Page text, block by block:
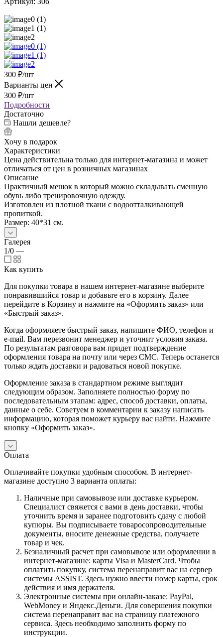
300 ₽/шт
Варианты цен
300 ₽/шт
Подробности
Достаточно
Нашли дешевле?
Хочу в подарок
Характеристики
Цена действительна только для интернет-магазина и может
отличаться от цен в розничных магазинах
Описание
Практичный мешок в который можно складывать сменную
обувь либо тренировочную одежду.
Изготовлен из плотной ткани с водоотталкивающей
пропиткой.
Размер: 40*31 см.
Галерея
1/0 —
Как купить
Для покупки товара в нашем интернет-магазине выберите
понравившийся товар и добавьте его в корзину. Далее
перейдите в Корзину и нажмите на «Оформить заказ» или
«Быстрый заказ».
Когда оформляете быстрый заказ, напишите ФИО, телефон и
e-mail. Вам перезвонит менеджер и уточнит условия заказа.
По результатам разговора вам придет подтверждение
оформления товара на почту или через СМС. Теперь останется
только ждать доставки и радоваться новой покупке.
Оформление заказа в стандартном режиме выглядит
следующим образом. Заполняете полностью форму по
последовательным этапам: адрес, способ доставки, оплаты,
данные о себе. Советуем в комментарии к заказу написать
информацию, которая поможет курьеру вас найти. Нажмите
кнопку «Оформить заказ».
Оплата
Оплачивайте покупки удобным способом. В интернет-
магазине доступно 3 варианта оплаты:
Наличные при самовывозе или доставке курьером.
Специалист свяжется с вами в день доставки, чтобы
уточнить время и заранее подготовить сдачу с любой
купюры. Вы подписываете товаросопроводительные
документы, вносите денежные средства, получаете
товар и чек.
Безналичный расчет при самовывозе или оформлении в
интернет-магазине: карты Visa и MasterCard. Чтобы
оплатить покупку, система перенаправит вас на сервер
системы ASSIST. Здесь нужно ввести номер карты, срок
действия и имя держателя.
Электронные системы при онлайн-заказе: PayPal,
WebMoney и Яндекс.Деньги. Для совершения покупки
система перенаправит вас на страницу платежного
сервиса. Здесь необходимо заполнить форму по
инструкции.